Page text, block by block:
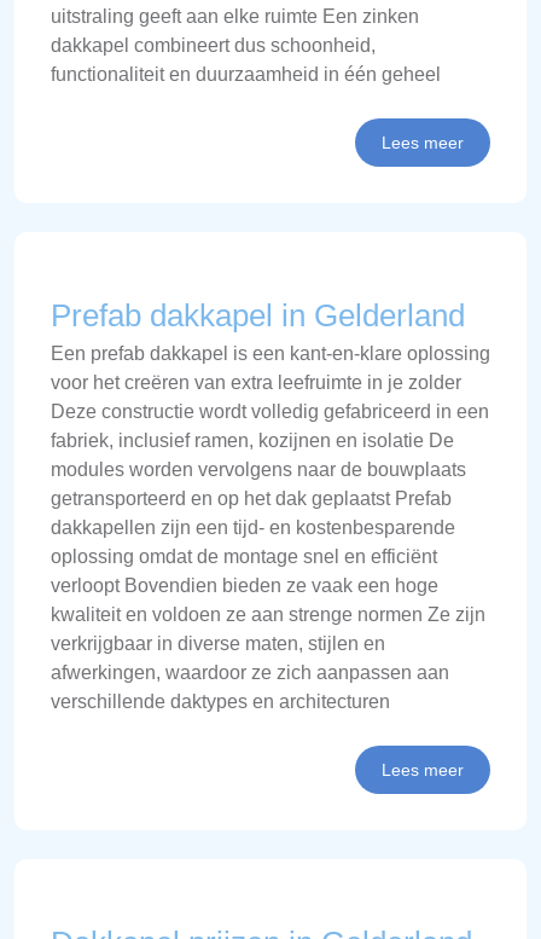
uitstraling geeft aan elke ruimte Een zinken
dakkapel combineert dus schoonheid,
functionaliteit en duurzaamheid in één geheel
Lees meer
Prefab dakkapel in Gelderland
Een prefab dakkapel is een kant-en-klare oplossing
voor het creëren van extra leefruimte in je zolder
Deze constructie wordt volledig gefabriceerd in een
fabriek, inclusief ramen, kozijnen en isolatie De
modules worden vervolgens naar de bouwplaats
getransporteerd en op het dak geplaatst Prefab
dakkapellen zijn een tijd- en kostenbesparende
oplossing omdat de montage snel en efficiënt
verloopt Bovendien bieden ze vaak een hoge
kwaliteit en voldoen ze aan strenge normen Ze zijn
verkrijgbaar in diverse maten, stijlen en
afwerkingen, waardoor ze zich aanpassen aan
verschillende daktypes en architecturen
Lees meer